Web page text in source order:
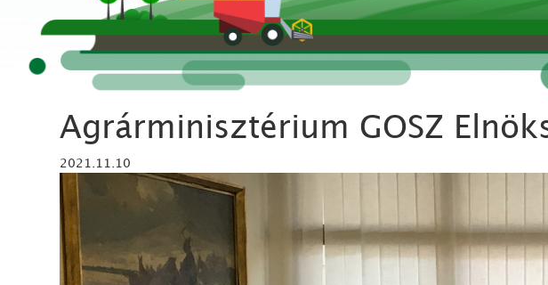
Agrárminisztérium GOSZ
2021.11.10